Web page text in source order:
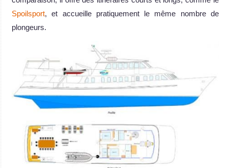
Spoilsport, et accueille pratiquement le même nombre de
plongeurs.